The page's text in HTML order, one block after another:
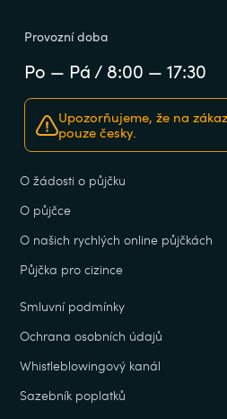
Provozní doba
Po — Pá / 8:00 — 17:30
Upozorňujeme, že na
pouze česky.
O žádosti o půjčku
O půjčce
O našich rychlých online půjčkách
Půjčka pro cizince
Smluvní podmínky
Ochrana osobních údajů
Whistleblowingový kanál
Sazebník poplatků